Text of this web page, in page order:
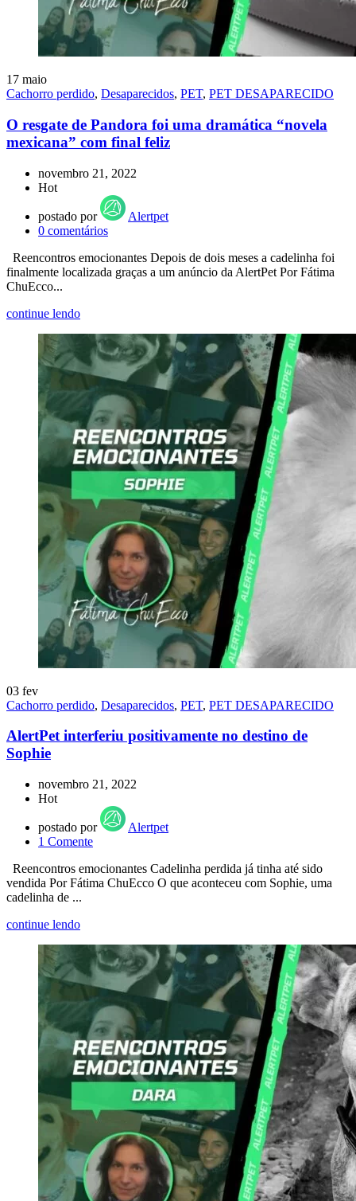
17 maio
Cachorro perdido, Desaparecidos, PET, PET DESAPARECIDO
O resgate de Pandora foi uma dramática “novela
mexicana” com final feliz
novembro 21, 2022
Hot
postado por
Alertpet
0 comentários
Reencontros emocionantes Depois de dois meses a cadelinha foi
finalmente localizada graças a um anúncio da AlertPet Por Fátima
ChuEcco...
continue lendo
03 fev
Cachorro perdido, Desaparecidos, PET, PET DESAPARECIDO
AlertPet interferiu positivamente no destino de
Sophie
novembro 21, 2022
Hot
postado por
Alertpet
1 Comente
Reencontros emocionantes Cadelinha perdida já tinha até sido
vendida Por Fátima ChuEcco O que aconteceu com Sophie, uma
cadelinha de ...
continue lendo